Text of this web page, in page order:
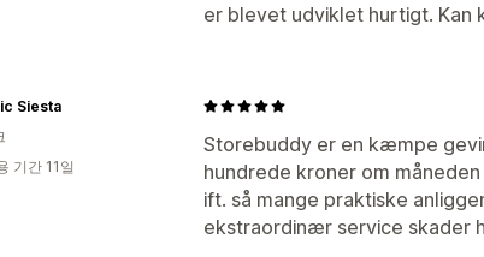
er blevet udviklet hurtigt. Kan
Storebuddy er en kæmpe
hundrede kroner om
ift. så mange praktiske
ekstraordinær service skader
Siesta
기간 11일